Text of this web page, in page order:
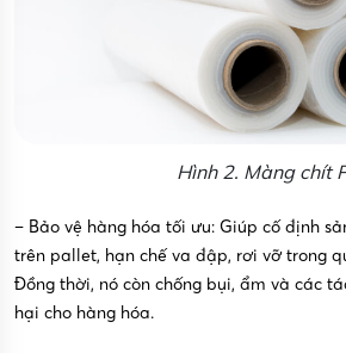
Hình 2. Màng chít
– Bảo vệ hàng hóa tối ưu: Giúp cố định
trên pallet, hạn chế va đập, rơi vỡ trong
Đồng thời, nó còn chống bụi, ẩm và các
hại cho hàng hóa.